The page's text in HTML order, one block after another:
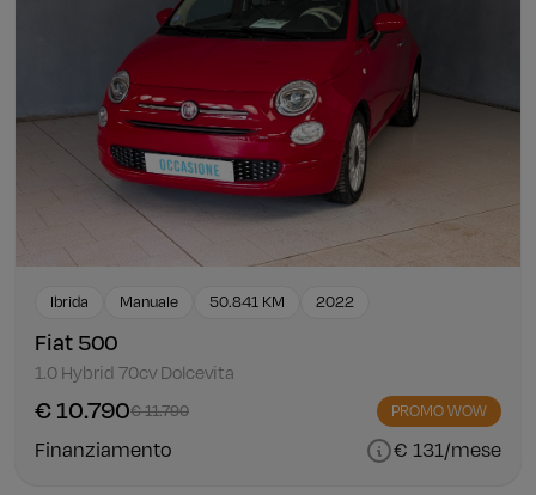
Ibrida Manuale 50.841 KM 2022
Fiat 500
1.0 Hybrid 70cv Dolcevita
€ 10.790€ 11.790 PROMO WOW
Finanziamento € 131/mese